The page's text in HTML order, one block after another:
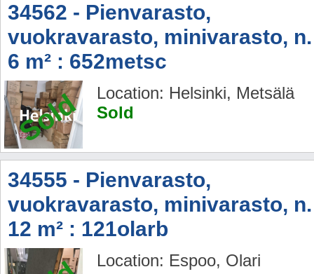
34562 - Pienvarasto,
vuokravarasto, minivarasto, n.
6 m² : 652metsc
Sold
Location: Helsinki, Metsälä
Sold
34555 - Pienvarasto,
vuokravarasto, minivarasto, n.
12 m² : 121olarb
Location: Espoo, Olari